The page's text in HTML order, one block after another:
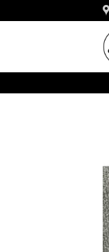
qua